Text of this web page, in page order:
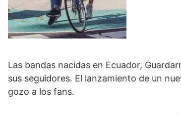
Las bandas nacidas en Ecuador,
sus seguidores. El lanzamiento de un
gozo a los fans.